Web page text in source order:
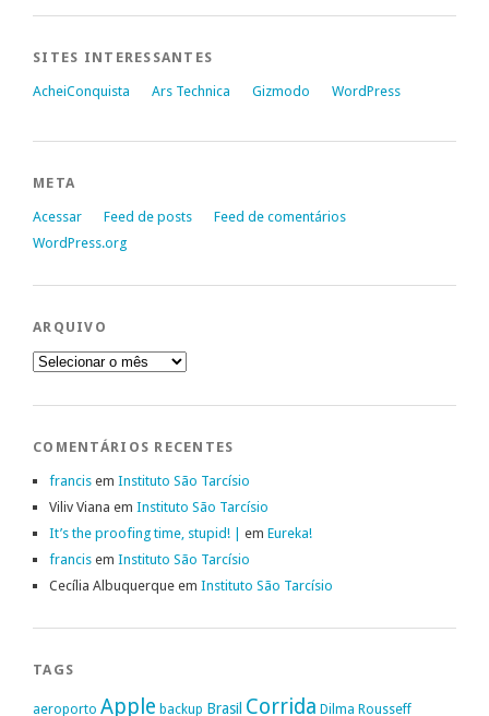
SITES INTERESSANTES
AcheiConquista Ars Technica Gizmodo WordPress
META
Acessar Feed de posts
Feed de comentários
WordPress.org
ARQUIVO
Arquivo
COMENTÁRIOS RECENTES
francis em Instituto São Tarcísio
Viliv Viana em Instituto São Tarcísio
It’s the proofing time, stupid! | em Eureka!
francis em Instituto São Tarcísio
Cecília Albuquerque em Instituto São Tarcísio
TAGS
aeroporto Apple backup Brasil Corrida Dilma Rousseff